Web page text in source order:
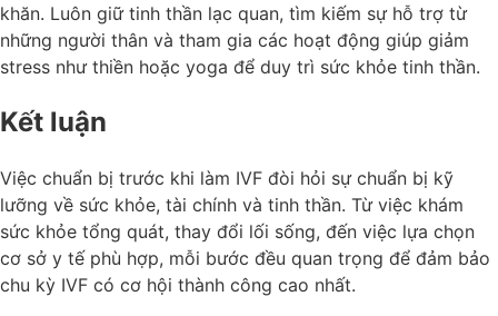
khăn. Luôn giữ tinh thần lạc quan, tìm kiếm sự hỗ trợ từ
những người thân và tham gia các hoạt động giúp giảm
stress như thiền hoặc yoga để duy trì sức khỏe tinh thần.
Kết luận
Việc chuẩn bị trước khi làm IVF đòi hỏi sự chuẩn bị kỹ
lưỡng về sức khỏe, tài chính và tinh thần. Từ việc khám
sức khỏe tổng quát, thay đổi lối sống, đến việc lựa chọn
cơ sở y tế phù hợp, mỗi bước đều quan trọng để đảm bảo
chu kỳ IVF có cơ hội thành công cao nhất.